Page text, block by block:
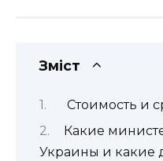
Зміст
Стоимость и
Какие
Украины и какие